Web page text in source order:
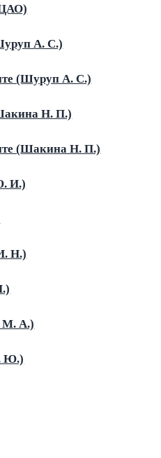
А. С.)
(Шуруп А. С.)
Н. П.)
(Шакина Н. П.)
И.)
Н.)
М. А.)
Ю.)